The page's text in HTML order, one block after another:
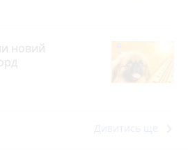
новий